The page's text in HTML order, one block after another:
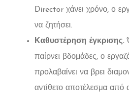
Director χάνει χρόνο, ο
να ζητήσει.
Καθυστέρηση έγκρισης.
παίρνει βδομάδες, ο
προλαβαίνει να βρει
αντίθετο αποτέλεσμα από